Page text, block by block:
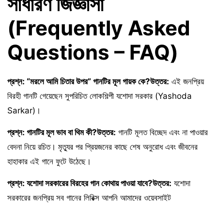
(Frequently Asked
Questions – FAQ)
প্রশ্ন: “মরলে আমি চিতার উপর” গানটির মূল গায়ক কে?উত্তর: এই জনপ্রিয়
বিরহী গানটি গেয়েছেন সুপরিচিত লোকশিল্পী যশোদা সরকার (Yashoda
Sarkar)।
প্রশ্ন: গানটির মূল ভাব বা থিম কী?উত্তর: গানটি মূলত বিচ্ছেদ এবং না পাওয়ার
বেদনা নিয়ে রচিত। মৃত্যুর পর প্রিয়জনের কাছে শেষ অনুরোধ এবং জীবনের
হাহাকার এই গানে ফুটে উঠেছে।
প্রশ্ন: যশোদা সরকারের বিরহের গান কোথায় পাওয়া যাবে?উত্তর: যশোদা
সরকারের জনপ্রিয় সব গানের লিরিক্স আপনি আমাদের ওয়েবসাইট